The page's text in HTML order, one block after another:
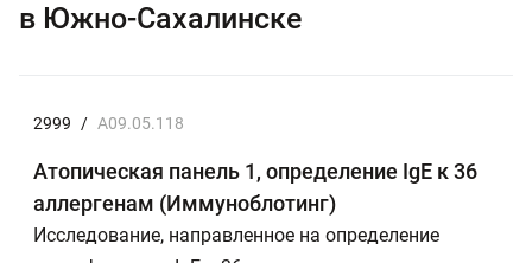
в Южно-Сахалинске
2999 / A09.05.118
Атопическая панель 1, определение IgE к 36
аллергенам (Иммуноблотинг)
Исследование, направленное на определение